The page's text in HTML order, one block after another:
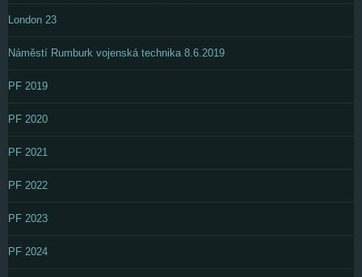
London 23
Náměstí Rumburk vojenská technika 8.6.2019
PF 2019
PF 2020
PF 2021
PF 2022
PF 2023
PF 2024